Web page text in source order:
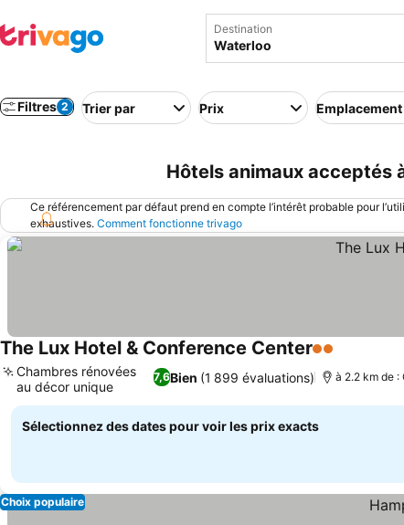
Destination
Filtres 2 Trier par Prix Emplacement
Hôtels animaux acceptés
Ce référencement par défaut prend en compte l’intérêt probable pour
exhaustives. Comment fonctionne trivago
The Lux Hotel & Conference Center2 Étoiles
7,6Bien (1 899 évaluations)
Chambres rénovées
au décor unique
à 2.2 km de
Sélectionnez des dates pour voir les prix exacts
Choix populaire